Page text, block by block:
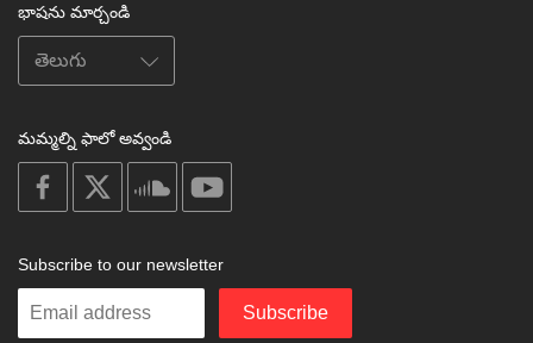
భాషను మార్చండి
మమ్మల్ని ఫాలో అవ్వండి
on
facebook
soundcloud
Subscribe to our newsletter
Enter
Subscribe